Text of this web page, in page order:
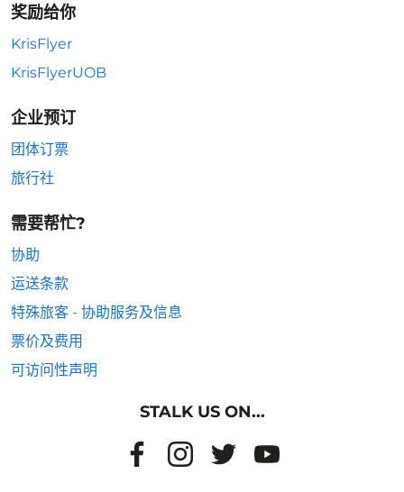
奖励给你
KrisFlyer
KrisFlyerUOB
企业预订
团体订票
旅行社
需要帮忙?
协助
运送条款
特殊旅客 - 协助服务及信息
票价及费用
可访问性声明
STALK US ON...